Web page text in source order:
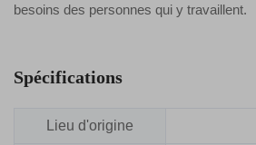
besoins des personnes qui y travaillent.
Spécifications
Lieu d'origine